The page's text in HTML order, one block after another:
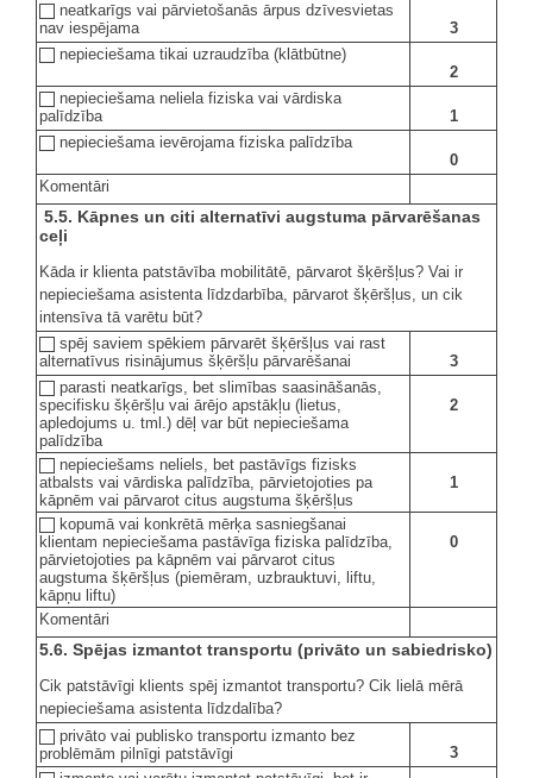
neatkarīgs vai pārvietošanās ārpus dzīvesvietas
nav iespējama
3
nepieciešama tikai uzraudzība (klātbūtne)
2
nepieciešama neliela fiziska vai vārdiska
palīdzība
1
nepieciešama ievērojama fiziska palīdzība
0
Komentāri
5.5. Kāpnes un citi alternatīvi augstuma pārvarēšanas
ceļi
Kāda ir klienta patstāvība mobilitātē, pārvarot šķēršļus? Vai ir
nepieciešama asistenta līdzdarbība, pārvarot šķēršļus, un cik
intensīva tā varētu būt?
spēj saviem spēkiem pārvarēt šķēršļus vai rast
alternatīvus risinājumus šķēršļu pārvarēšanai
3
parasti neatkarīgs, bet slimības saasināšanās,
specifisku šķēršļu vai ārējo apstākļu (lietus,
apledojums u. tml.) dēļ var būt nepieciešama
palīdzība
2
nepieciešams neliels, bet pastāvīgs fizisks
atbalsts vai vārdiska palīdzība, pārvietojoties pa
kāpnēm vai pārvarot citus augstuma šķēršļus
1
kopumā vai konkrētā mērķa sasniegšanai
klientam nepieciešama pastāvīga fiziska palīdzība,
pārvietojoties pa kāpnēm vai pārvarot citus
augstuma šķēršļus (piemēram, uzbrauktuvi, liftu,
kāpņu liftu)
0
Komentāri
5.6. Spējas izmantot transportu (privāto un sabiedrisko)
Cik patstāvīgi klients spēj izmantot transportu? Cik lielā mērā
nepieciešama asistenta līdzdalība?
privāto vai publisko transportu izmanto bez
problēmām pilnīgi patstāvīgi
3